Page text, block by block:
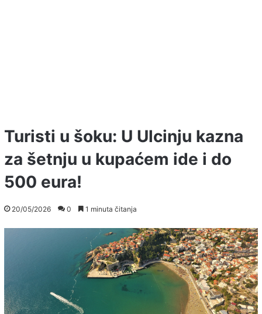
Turisti u šoku: U Ulcinju kazna
za šetnju u kupaćem ide i do
500 eura!
20/05/2026 0 1 minuta čitanja